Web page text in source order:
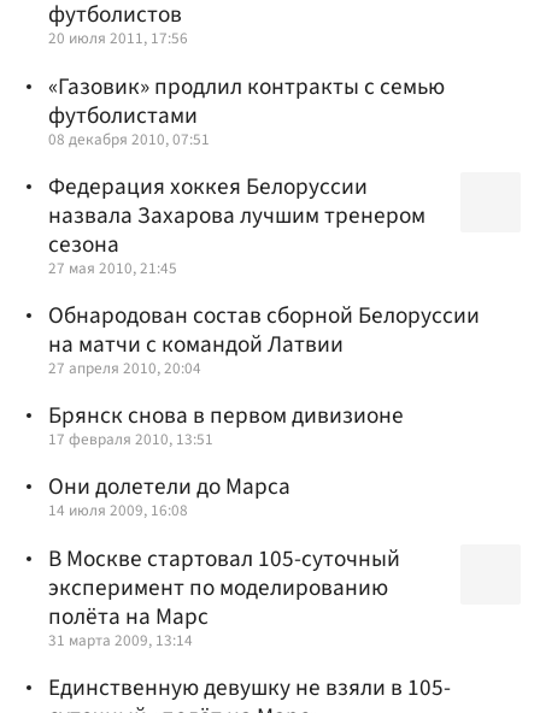
футболистов
20 июля 2011, 17:56
«Газовик» продлил контракты с семью
футболистами
08 декабря 2010, 07:51
Федерация хоккея Белоруссии
назвала Захарова лучшим тренером
сезона
27 мая 2010, 21:45
Обнародован состав сборной Белоруссии
на матчи с командой Латвии
27 апреля 2010, 20:04
Брянск снова в первом дивизионе
17 февраля 2010, 13:51
Они долетели до Марса
14 июля 2009, 16:08
В Москве стартовал 105-суточный
эксперимент по моделированию
полёта на Марс
31 марта 2009, 13:14
Единственную девушку не взяли в 105-